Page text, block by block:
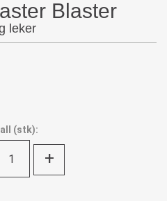
Blaster
leker
(stk):
+